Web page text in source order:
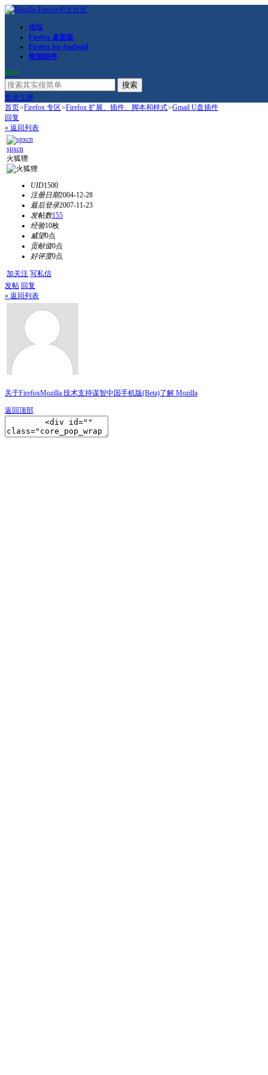
论坛
Firefox 桌面版
Firefox for Android
附加组件
RSS
搜索
登录注册
首页>Firefox 专区>Firefox 扩展、插件、脚本和样式>Gmail U盘插件
回复
« 返回列表
spxcn
火狐狸
UID1500
注册日期2004-12-28
最后登录2007-11-23
发帖数155
经验10枚
威望0点
贡献值0点
好评度0点
加关注 写私信
发帖 回复
« 返回列表
关于FirefoxMozilla 技术支持谋智中国手机版(Beta)了解 Mozilla
返回顶部